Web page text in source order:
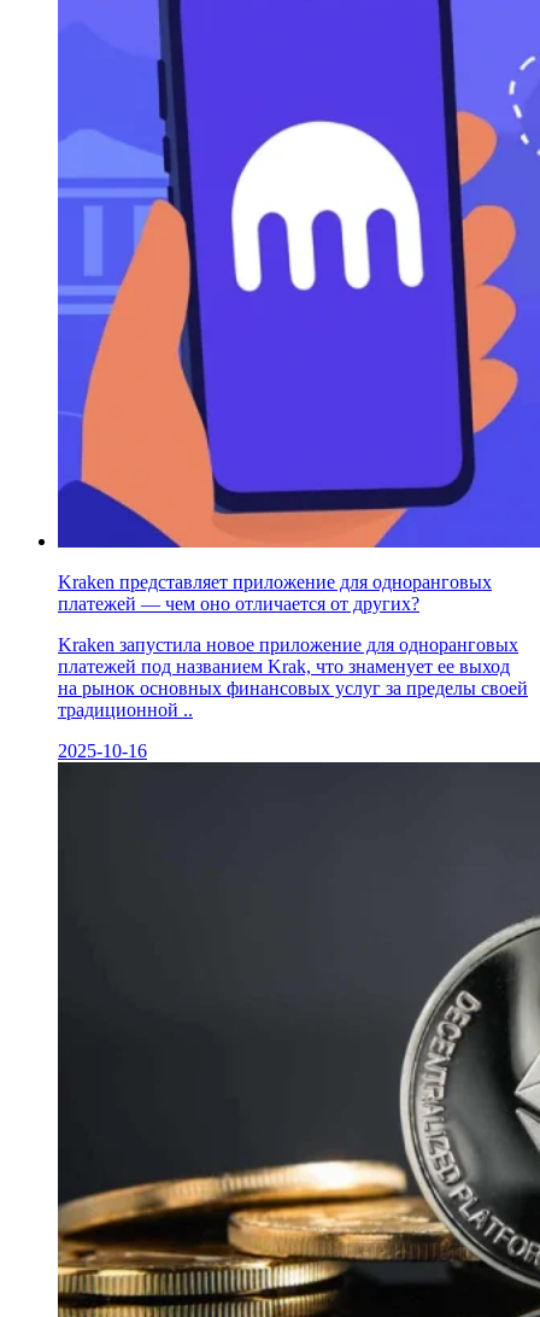
Kraken представляет приложение для одноранговых
платежей — чем оно отличается от других?
Kraken запустила новое приложение для одноранговых
платежей под названием Krak, что знаменует ее выход
на рынок основных финансовых услуг за пределы своей
традиционной ..
2025-10-16